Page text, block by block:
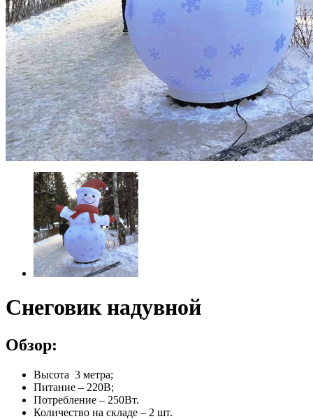
Снеговик надувной
Обзор:
Высота 3 метра;
Питание – 220В;
Потребление – 250Вт.
Количество на складе – 2 шт.